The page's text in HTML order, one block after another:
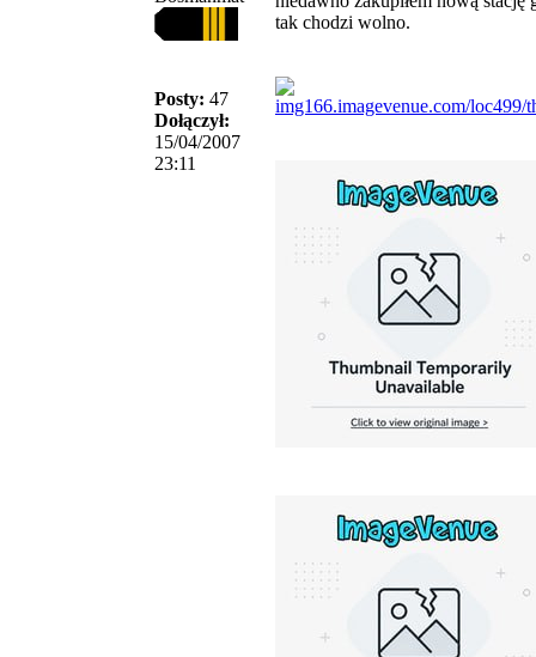
Posty: 47
Dołączył:
15/04/2007
23:11
tak chodzi wolno.